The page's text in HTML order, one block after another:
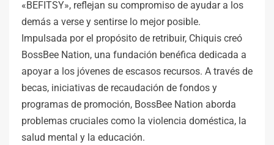
«BEFITSY», reflejan su compromiso de ayudar a los
demás a verse y sentirse lo mejor posible.
Impulsada por el propósito de retribuir, Chiquis creó
BossBee Nation, una fundación benéfica dedicada a
apoyar a los jóvenes de escasos recursos. A través de
becas, iniciativas de recaudación de fondos y
programas de promoción, BossBee Nation aborda
problemas cruciales como la violencia doméstica, la
salud mental y la educación.